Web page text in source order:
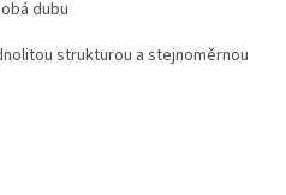
dubu
strukturou a stejnoměrnou